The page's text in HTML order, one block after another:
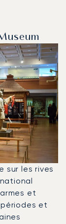
sur les rives
et
et